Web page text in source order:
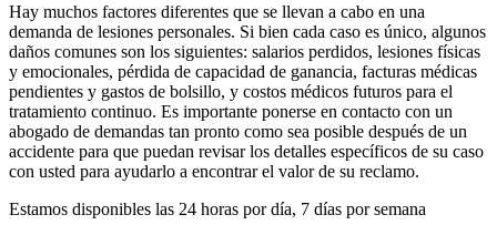
Hay muchos factores diferentes que se llevan a cabo en una
demanda de lesiones personales. Si bien cada caso es único, algunos
daños comunes son los siguientes: salarios perdidos, lesiones físicas
y emocionales, pérdida de capacidad de ganancia, facturas médicas
pendientes y gastos de bolsillo, y costos médicos futuros para el
tratamiento continuo. Es importante ponerse en contacto con un
abogado de demandas tan pronto como sea posible después de un
accidente para que puedan revisar los detalles específicos de su caso
con usted para ayudarlo a encontrar el valor de su reclamo.
Estamos disponibles las 24 horas por día, 7 días por semana